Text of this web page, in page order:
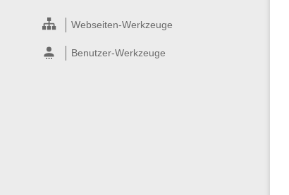
Webseiten-Werkzeuge
Benutzer-Werkzeuge